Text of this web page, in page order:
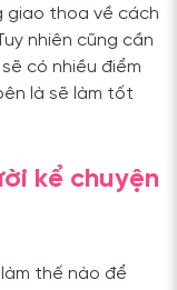
giao thoa về cách
nhiên cũng cần
có nhiều điểm
là sẽ làm tốt
kể chuyện
thế nào để